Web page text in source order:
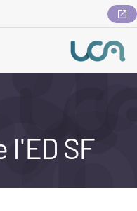
l'ED SF